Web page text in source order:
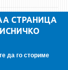
СТРАНИЦА
да го сториме